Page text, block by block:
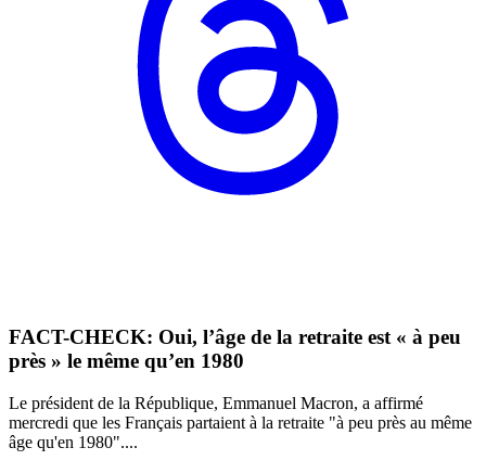
FACT-CHECK: Oui, l’âge de la retraite est « à peu
près » le même qu’en 1980
Le président de la République, Emmanuel Macron, a affirmé
mercredi que les Français partaient à la retraite "à peu près au même
âge qu'en 1980"....